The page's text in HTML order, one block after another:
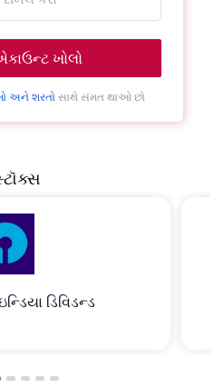
ખોલો
અને શરતોસાથે સંમત થાઓ છો
ડિવિડન્ડ